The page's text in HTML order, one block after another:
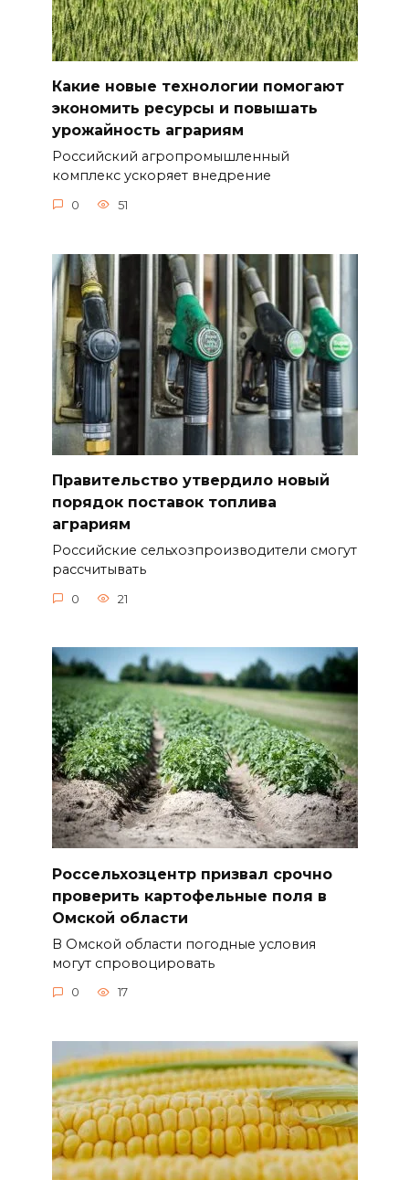
Какие новые технологии помогают
экономить ресурсы и повышать
урожайность аграриям
Российский агропромышленный
комплекс ускоряет внедрение
0 51
Правительство утвердило новый
порядок поставок топлива
аграриям
Российские сельхозпроизводители смогут
рассчитывать
0 21
Россельхозцентр призвал срочно
проверить картофельные поля в
Омской области
В Омской области погодные условия
могут спровоцировать
0 17